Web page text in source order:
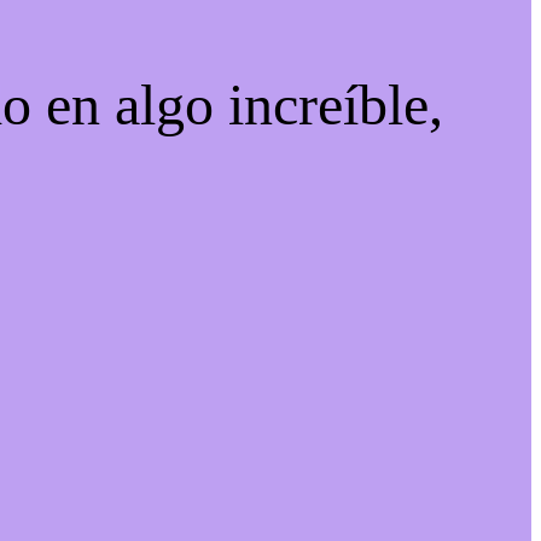
en algo increíble,